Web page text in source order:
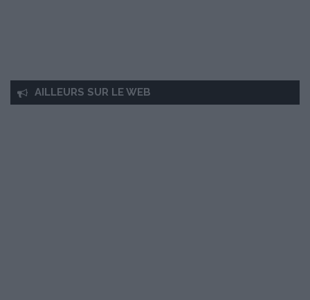
AILLEURS SUR LE WEB